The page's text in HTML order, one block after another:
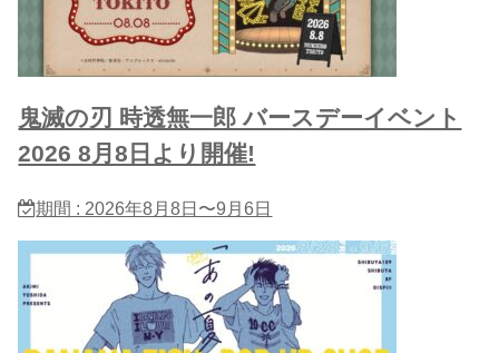
鬼滅の刃 時透無一郎 バースデーイベント
2026 8月8日より開催!
期間 : 2026年8月8日〜9月6日